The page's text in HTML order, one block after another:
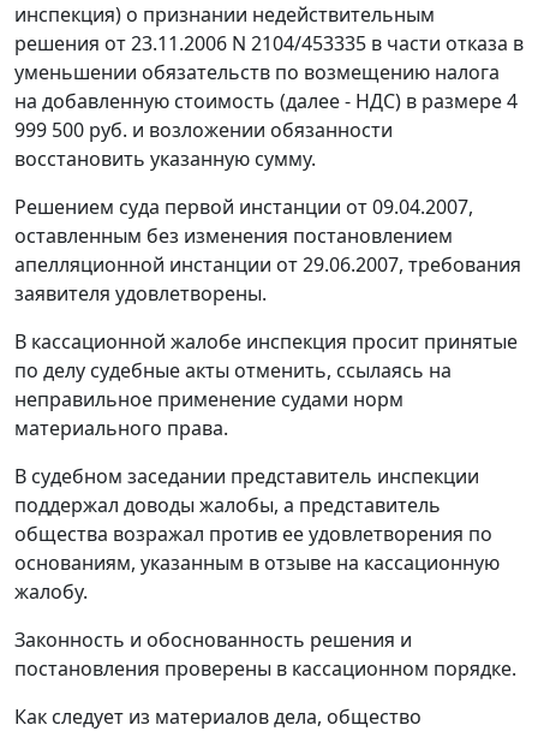
инспекция) о признании недействительным
решения от 23.11.2006 N 2104/453335 в части отказа в
уменьшении обязательств по возмещению налога
на добавленную стоимость (далее - НДС) в размере 4
999 500 руб. и возложении обязанности
восстановить указанную сумму.
Решением суда первой инстанции от 09.04.2007,
оставленным без изменения постановлением
апелляционной инстанции от 29.06.2007, требования
заявителя удовлетворены.
В кассационной жалобе инспекция просит принятые
по делу судебные акты отменить, ссылаясь на
неправильное применение судами норм
материального права.
В судебном заседании представитель инспекции
поддержал доводы жалобы, а представитель
общества возражал против ее удовлетворения по
основаниям, указанным в отзыве на кассационную
жалобу.
Законность и обоснованность решения и
постановления проверены в кассационном порядке.
Как следует из материалов дела, общество